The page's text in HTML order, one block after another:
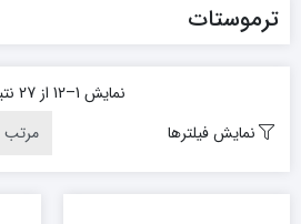
ترموستات
نمایش 1–12 از 27 نتیجه
نمایش فیلترها